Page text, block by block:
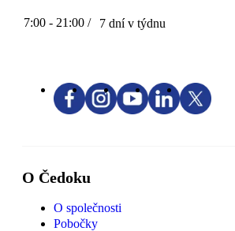
7:00 - 21:00 / 7 dní v týdnu
O Čedoku
O společnosti
Pobočky